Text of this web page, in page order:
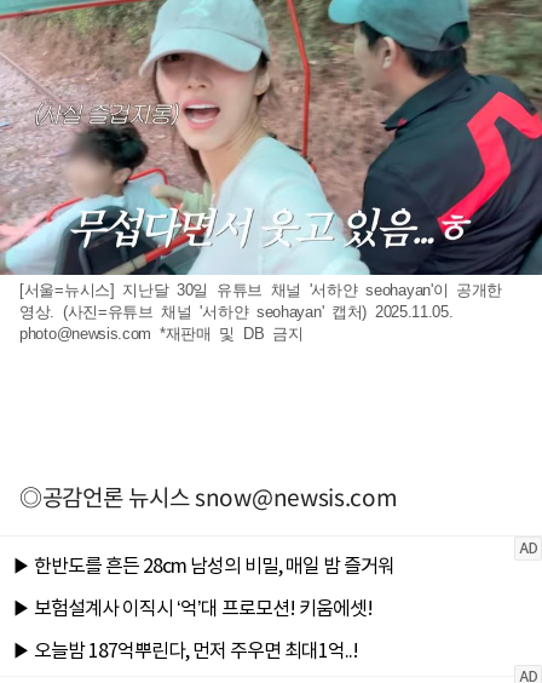
[서울=뉴시스] 지난달 30일 유튜브 채널 '서하얀 seohayan'이 공개한
영상. (사진=유튜브 채널 '서하얀 seohayan' 캡처) 2025.11.05.
photo@newsis.com *재판매 및 DB 금지
◎공감언론 뉴시스snow@newsis.com